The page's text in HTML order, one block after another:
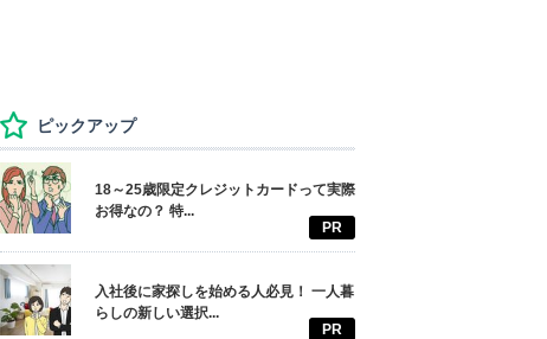
ピックアップ
18～25歳限定クレジットカードって実際
お得なの？ 特...
PR
入社後に家探しを始める人必見！ 一人暮
らしの新しい選択...
PR